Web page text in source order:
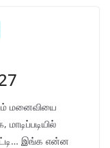
மனைவியை
இங்க என்ன